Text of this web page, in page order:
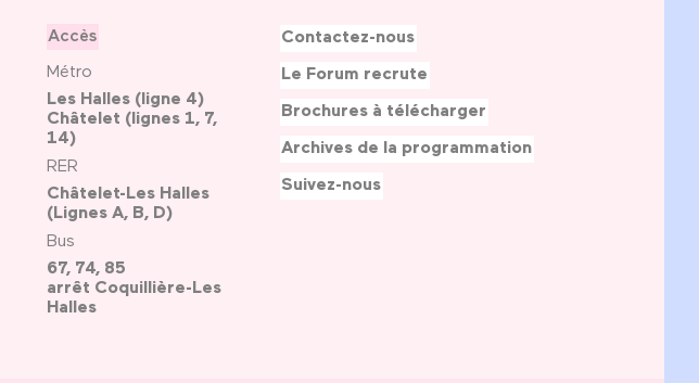
Accès
Métro
Les Halles (ligne 4)
Châtelet (lignes 1, 7,
14)
RER
Châtelet-Les Halles
(Lignes A, B, D)
Bus
67, 74, 85
arrêt Coquillière-Les
Halles
Contactez-nous
Le Forum recrute
Brochures à télécharger
Archives de la programmation
Suivez-nous